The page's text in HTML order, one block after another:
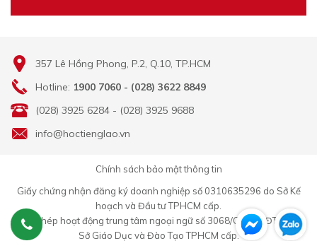
357 Lê Hồng Phong, P.2, Q.10, TP.HCM
Hotline: 1900 7060 - (028) 3622 8849
(028) 3925 6284 - (028) 3925 9688
info@hoctienglao.vn
Chính sách bảo mật thông tin
Giấy chứng nhận đăng ký doanh nghiệp số 0310635296 do Sở Kế
hoạch và Đầu tư TPHCM cấp.
Giấy Phép hoạt động trung tâm ngoại ngữ số 3068/QĐ-GDĐT-TC do
Sở Giáo Dục và Đào Tạo TPHCM cấp.